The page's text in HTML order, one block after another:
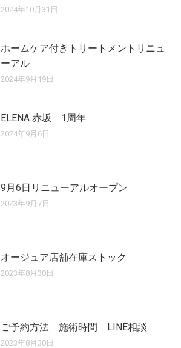
2024年10月31日
ホームケア付きトリートメントリニュ
ーアル
2024年9月19日
ELENA 赤坂 1周年
2024年9月6日
9月6日リニューアルオープン
2023年9月7日
オージュア店舗在庫ストック
2023年8月30日
ご予約方法 施術時間 LINE相談
2023年8月30日